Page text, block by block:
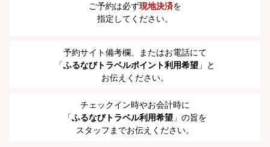
ご予約は必ず現地決済を
指定してください。
予約サイト備考欄、またはお電話にて
「ふるなびトラベルポイント利用希望 」と
お伝えください。
チェックイン時やお会計時に
「ふるなびトラベル利用希望 」の旨を
スタッフまでお伝えください。